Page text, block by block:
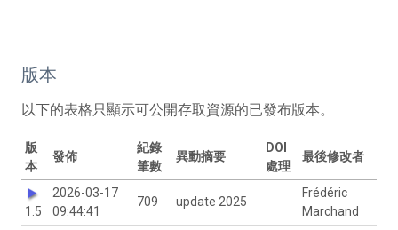
版本
以下的表格只顯示可公開存取資源的已發布版本。
版
本
發佈
紀錄
筆數
異動摘要
DOI
處理
最後修改者
1.5
2026-03-17
09:44:41
709 update 2025
Frédéric
Marchand